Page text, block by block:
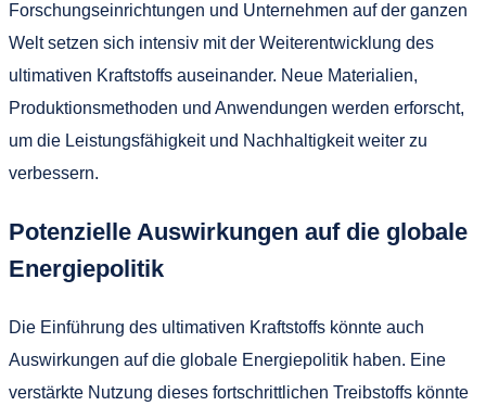
Forschungseinrichtungen und Unternehmen auf der ganzen
Welt setzen sich intensiv mit der Weiterentwicklung des
ultimativen Kraftstoffs auseinander. Neue Materialien,
Produktionsmethoden und Anwendungen werden erforscht,
um die Leistungsfähigkeit und Nachhaltigkeit weiter zu
verbessern.
Potenzielle Auswirkungen auf die globale
Energiepolitik
Die Einführung des ultimativen Kraftstoffs könnte auch
Auswirkungen auf die globale Energiepolitik haben. Eine
verstärkte Nutzung dieses fortschrittlichen Treibstoffs könnte